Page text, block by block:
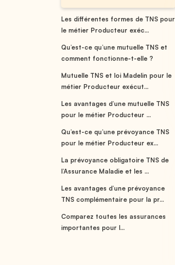
Les différentes formes de TNS pour
le métier Producteur exéc...
Qu’est-ce qu’une mutuelle TNS et
comment fonctionne-t-elle ?
Mutuelle TNS et loi Madelin pour le
métier Producteur exécut...
Les avantages d’une mutuelle TNS
pour le métier Producteur ...
Qu’est-ce qu’une prévoyance TNS
pour le métier Producteur ex...
La prévoyance obligatoire TNS de
l’Assurance Maladie et les ...
Les avantages d’une prévoyance
TNS complémentaire pour la pr...
Comparez toutes les assurances
importantes pour l...